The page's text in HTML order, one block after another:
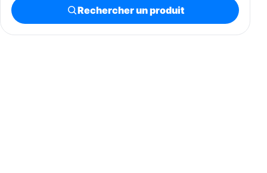
Rechercher un produit